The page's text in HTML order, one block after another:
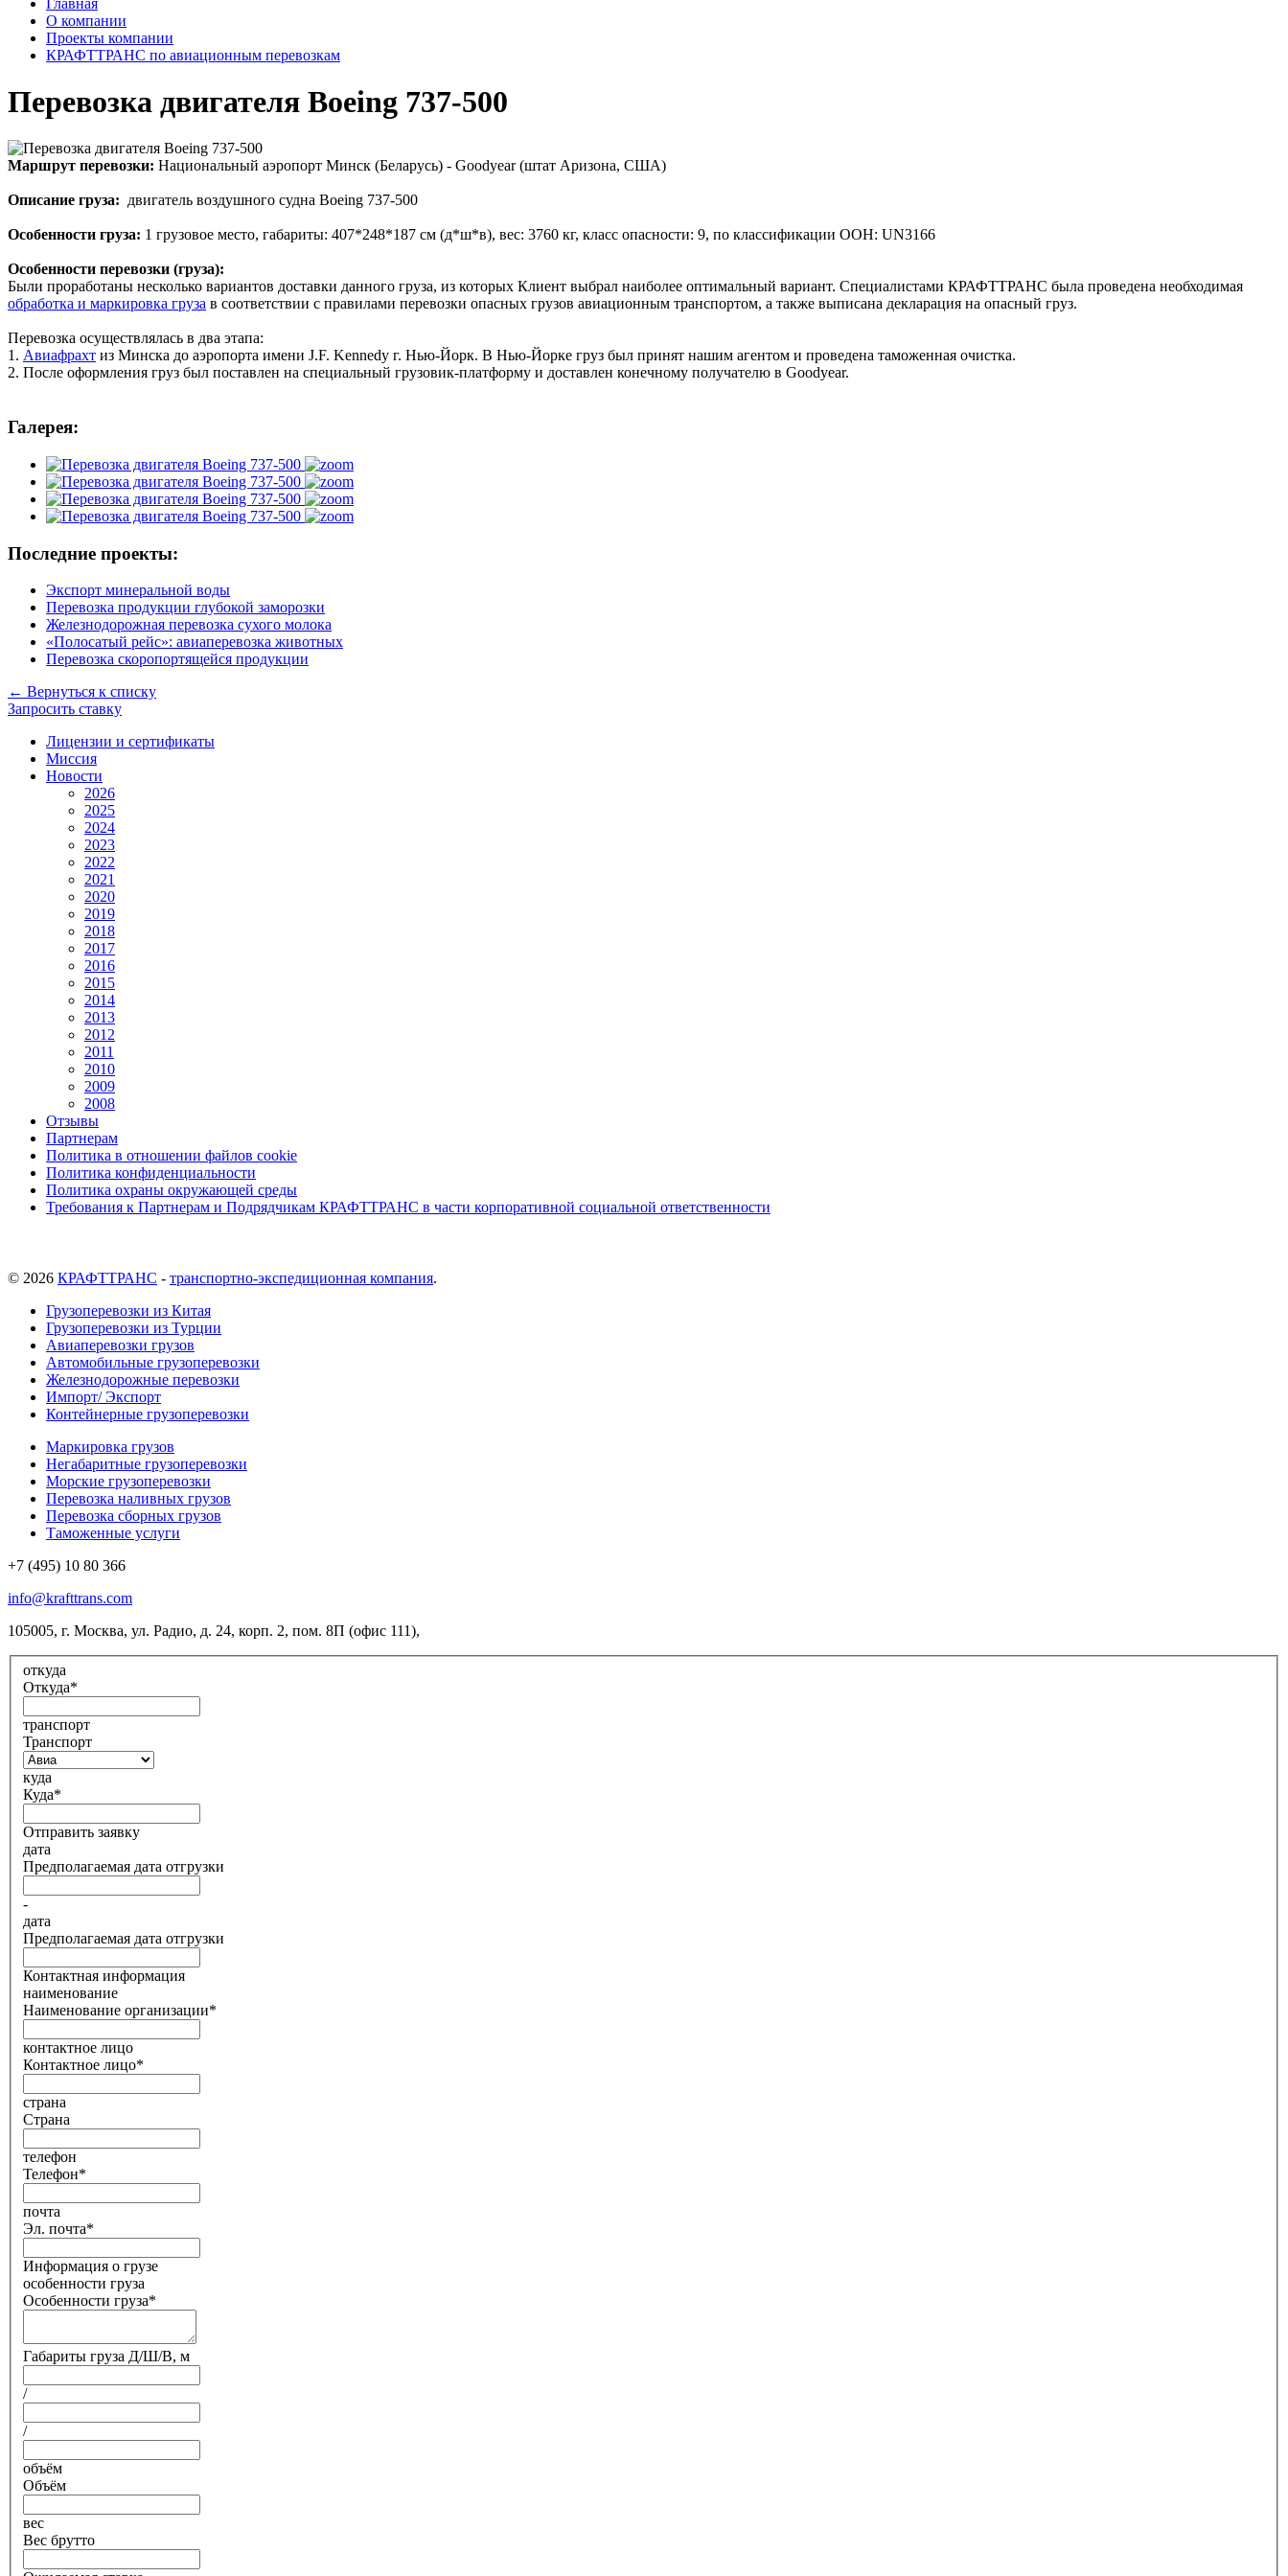
O компании
Проекты компании
КРАФТТРАНС по авиационным перевозкам
Перевозка двигателя Boeing 737-500
Маршрут перевозки: Национальный аэропорт Минск (Беларусь) - Goodyear (штат Аризона, США)
Описание груза: двигатель воздушного судна Boeing 737-500
Особенности груза: 1 грузовое место, габариты: 407*248*187 см (д*ш*в), вес: 3760 кг, класс опасности: 9, по классификации ООН: UN3166
Особенности перевозки (груза):
Были проработаны несколько вариантов доставки данного груза, из которых Клиент выбрал наиболее оптимальный вариант. Специалистами КРАФТТРАНС была проведена необходимая
обработка и маркировка груза в соответствии с правилами перевозки опасных грузов авиационным транспортом, а также выписана декларация на опасный груз.
Перевозка осуществлялась в два этапа:
1. Авиафрахт из Минска до аэропорта имени J.F. Kennedy г. Нью-Йорк. В Нью-Йорке груз был принят нашим агентом и проведена таможенная очистка.
2. После оформления груз был поставлен на специальный грузовик-платформу и доставлен конечному получателю в Goodyear.
Галерея:
Последние проекты:
Экспорт минеральной воды
Перевозка продукции глубокой заморозки
Железнодорожная перевозка сухого молока
«Полосатый рейс»: авиаперевозка животных
Перевозка скоропортящейся продукции
← Вернуться к списку
Запросить ставку
Лицензии и сертификаты
Миссия
Новости
2026
2025
2024
2023
2022
2021
2020
2019
2018
2017
2016
2015
2014
2013
2012
2011
2010
2009
2008
Отзывы
Партнерам
Политика в отношении файлов cookie
Политика конфиденциальности
Политика охраны окружающей среды
Требования к Партнерам и Подрядчикам КРАФТТРАНС в части корпоративной социальной ответственности
© 2026 КРАФТТРАНС - транспортно-экспедиционная компания.
Грузоперевозки из Китая
Грузоперевозки из Турции
Авиаперевозки грузов
Автомобильные грузоперевозки
Железнодорожные перевозки
Импорт/ Экспорт
Контейнерные грузоперевозки
Маркировка грузов
Негабаритные грузоперевозки
Морские грузоперевозки
Перевозка наливных грузов
Перевозка сборных грузов
Таможенные услуги
+7 (495) 10 80 366
info@krafttrans.com
105005, г. Москва, ул. Радио, д. 24, корп. 2, пом. 8П (офис 111),
откуда
Откуда*
транспорт
Транспорт
куда
Куда*
Отправить заявку
дата
Предполагаемая дата отгрузки
-
дата
Предполагаемая дата отгрузки
Контактная информация
наименование
Наименование организации*
контактное лицо
Контактное лицо*
страна
Страна
телефон
Телефон*
почта
Эл. почта*
Информация о грузе
особенности груза
Особенности груза*
Габариты груза Д/Ш/В, м
/
/
объём
Объём
вес
Вес брутто